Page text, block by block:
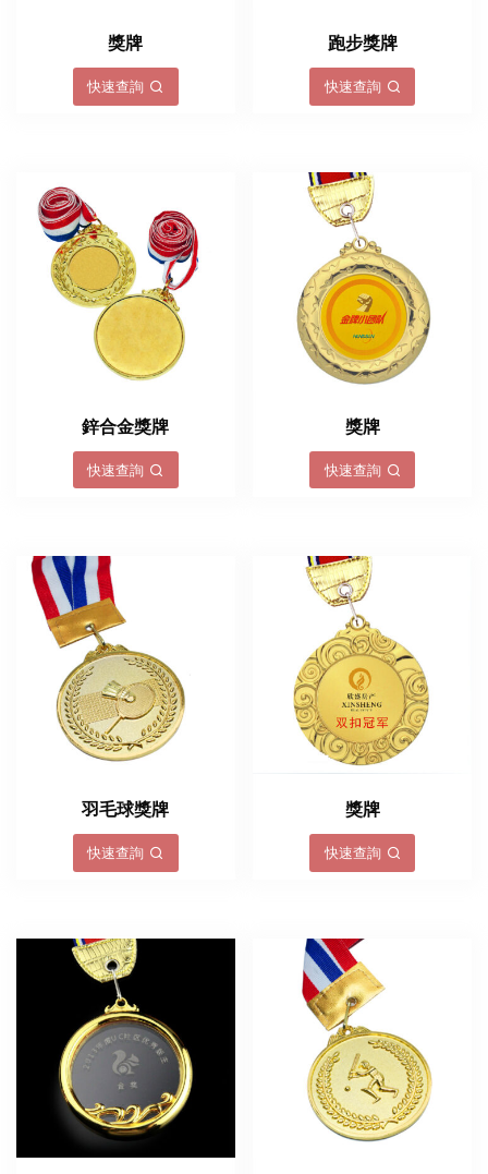
獎牌
快速查詢
跑步獎牌
快速查詢
鋅合金獎牌
快速查詢
獎牌
快速查詢
羽毛球獎牌
快速查詢
獎牌
快速查詢